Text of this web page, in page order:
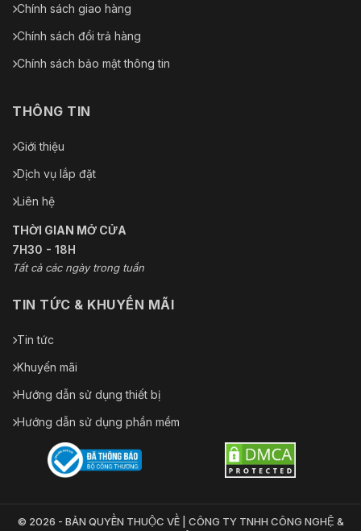
Chính sách giao hàng
Chính sách đổi trả hàng
Chính sách bảo mật thông tin
THÔNG TIN
Giới thiệu
Dịch vụ lắp đặt
Liên hệ
THỜI GIAN MỞ CỬA
7H30 - 18H
Tất cả các ngày trong tuần
TIN TỨC & KHUYẾN MÃI
Tin tức
Khuyến mãi
Hướng dẫn sử dụng thiết bị
Hướng dẫn sử dụng phần mềm
© 2026 - BẢN QUYỀN THUỘC VỀ | CÔNG TY TNHH CÔNG NGHỆ &